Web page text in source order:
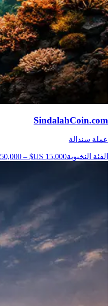
SindalahCoin.com
عملة سندالة
الفئة النخبوية